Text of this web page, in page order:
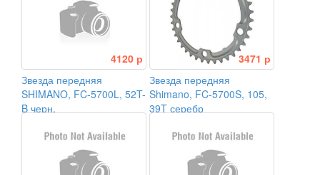
4120 р
Звезда передняя
SHIMANO, FC-5700L, 52T-
B черн.
3471 р
Звезда передняя
Shimano, FC-5700S, 105,
39T серебр